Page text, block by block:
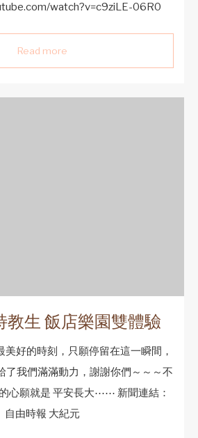
watch?v=c9ziLE-06R0
Read more
教生 飯店樂園雙體驗
好的時刻，只願停留在這一瞬間，
了我們滿滿動力，謝謝你們～～～不
心願就是 平安長大⋯⋯ 新聞連結：
自由時報 大紀元